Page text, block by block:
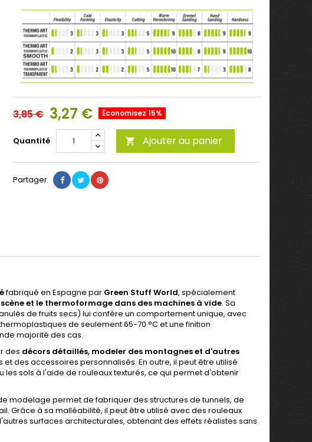
3,85 € 3,27 € Économisez 15%
Quantité  Ajouter au panier
Partager
fabriqué en Espagne par Green Stuff World, spécialement
et le thermoformage dans des machines à vide. Sa
de fruits secs) lui confère un comportement unique, avec
de seulement 65-70 °C et une finition
majorité des cas.
des décors détaillés, modeler des montagnes et d'autres
des accessoires personnalisés. En outre, il peut être utilisé
sols à l'aide de rouleaux texturés, ce qui permet d'obtenir
modelage permet de fabriquer des structures de tunnels, de
Grâce à sa malléabilité, il peut être utilisé avec des rouleaux
surfaces architecturales, obtenant des effets réalistes sans